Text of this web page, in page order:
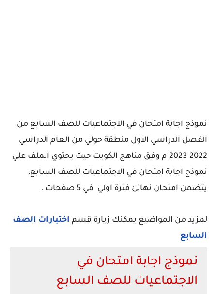
نموذج اجابة امتحان في الاجتماعيات للصف السابع من
الفصل الدراسي الاول منطقة حولي من العام الدراسي
2022-2023 م وفق مناهج الكويت حيت يحتوي الملف علي
نموذج اجابة امتحان في الاجتماعيات للصف السابع،
يتضمن امتحان نهائئ فترة اولي في 5 صفحات .
لمزيد من المواضيع يمكنك زيارة قسم اختبارات الصف
السابع
نموذج اجابة امتحان في
الاجتماعيات للصف السابع